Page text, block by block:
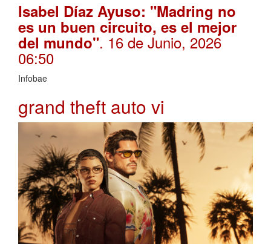
Isabel Díaz Ayuso: "Madring no
es un buen circuito, es el mejor
del mundo". 16 de Junio, 2026
06:50
Infobae
grand theft auto vi